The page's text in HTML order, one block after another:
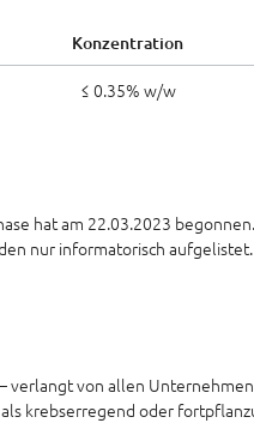
Konzentration
≤ 0.35% w/w
hat am 22.03.2023
nur informatorisch aufgelistet.
verlangt von allen
krebserregend oder